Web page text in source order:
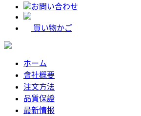
お問い合わせ
買い物かご
ホーム
會社概要
注文方法
品質保證
最新情报